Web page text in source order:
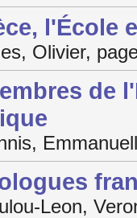
l'École
Olivier,
de
Leon,